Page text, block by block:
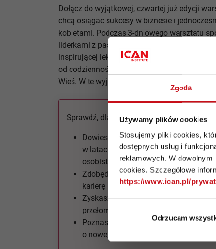
Zgoda
Używamy plików cookies
Stosujemy pliki cookies,
dostępnych usług i
reklamowych. W
cookies. Szczegółowe
https://www.ican.pl/
Odrzucam
Dołącz do wyjątkowej, czwartej już edycji
chcą osiągać sukcesy w biznesie i
kobietami. Podczas 3-dniowego warsztatu
liderkami z pasją, odwagą i chęcią do
inspirującej lekcji biznesu z networkingiem i
od codzienności w niezwykłym miejscu, jakim
Wieś. W te wyjątkowe trzy dni skup się na
Sprawdź, dlaczego nie powinno Cię
Dowiesz się od Jolanty
w latach 1995-2005, jak budować
osobistą.
Zdobędziesz wskazówki od
karierę i stać się efektywniejszą
Zyskasz nowy pomysł na zarządzanie,
przełomową koncepcję Przywództwa
Poznasz ciekawe, inspirujące kobiety
o nowe, wartościowe kontakty.